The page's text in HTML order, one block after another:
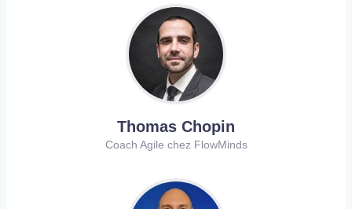
Thomas Chopin
Coach Agile chez FlowMinds